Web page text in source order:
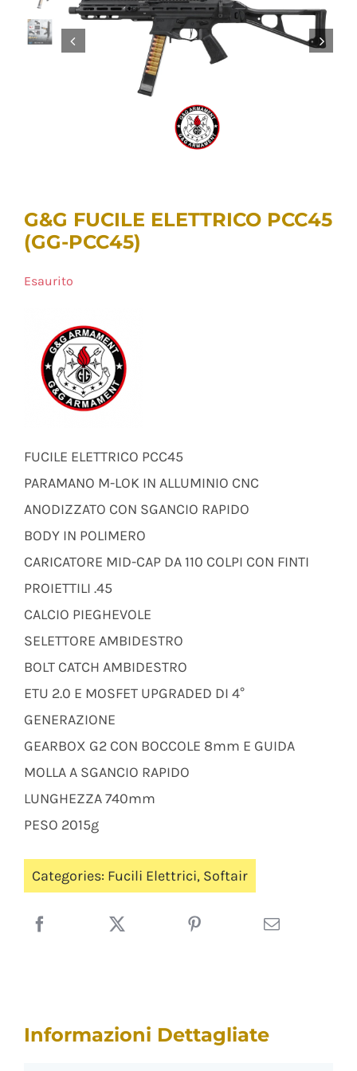
G&G FUCILE ELETTRICO PCC45
(GG-PCC45)
Esaurito
FUCILE ELETTRICO PCC45
PARAMANO M-LOK IN ALLUMINIO CNC
ANODIZZATO CON SGANCIO RAPIDO
BODY IN POLIMERO
CARICATORE MID-CAP DA 110 COLPI CON FINTI
PROIETTILI .45
CALCIO PIEGHEVOLE
SELETTORE AMBIDESTRO
BOLT CATCH AMBIDESTRO
ETU 2.0 E MOSFET UPGRADED DI 4°
GENERAZIONE
GEARBOX G2 CON BOCCOLE 8mm E GUIDA
MOLLA A SGANCIO RAPIDO
LUNGHEZZA 740mm
PESO 2015g
Categories: Fucili Elettrici, Softair
Informazioni Dettagliate